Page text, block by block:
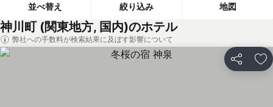
並べ替え 絞り込み 地図
神川町 (関東地方, 国内)のホテル
弊社への手数料が検索結果に及ぼす影響について
シェア お